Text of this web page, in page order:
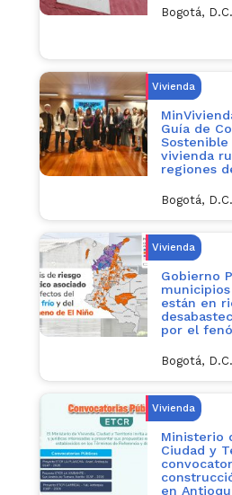
Bogotá, D.C.
Vivienda
Guía de
Sostenible
vivienda
regiones
Bogotá, D.C.
Vivienda
Gobierno
están en
por el
Bogotá, D.C.
Vivienda
Ministerio
Ciudad y
en